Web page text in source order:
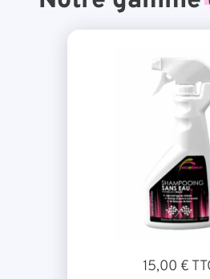
15,00 €